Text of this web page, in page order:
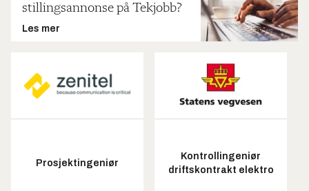
stillingsannonse på Tekjobb?
Les mer
Prosjektingeniør
Kontrollingeniør
driftskontrakt elektro